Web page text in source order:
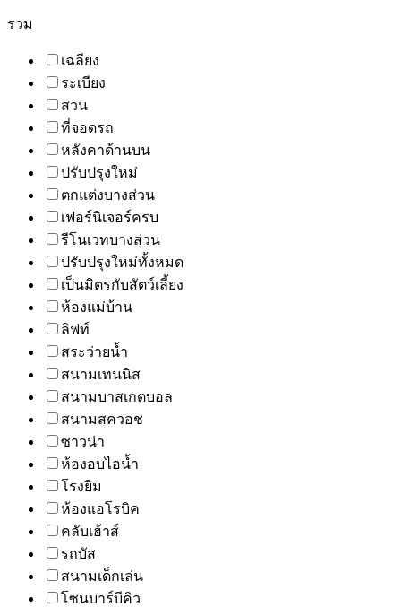
รวม
เฉลียง
ระเบียง
สวน
ที่จอดรถ
หลังคาด้านบน
ปรับปรุงใหม่
ตกแต่งบางส่วน
เฟอร์นิเจอร์ครบ
รีโนเวทบางส่วน
ปรับปรุงใหม่ทั้งหมด
เป็นมิตรกับสัตว์เลี้ยง
ห้องแม่บ้าน
ลิฟท์
สระว่ายน้ำ
สนามเทนนิส
สนามบาสเกตบอล
สนามสควอช
ซาวน่า
ห้องอบไอน้ำ
โรงยิม
ห้องแอโรบิค
คลับเฮ้าส์
รถบัส
สนามเด็กเล่น
โซนบาร์บีคิว